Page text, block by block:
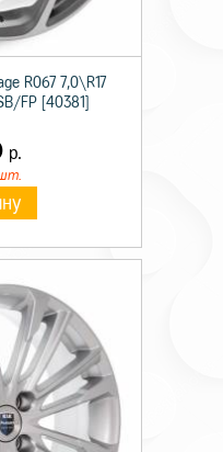
R067 7,0\R17
FP [40381]
р.